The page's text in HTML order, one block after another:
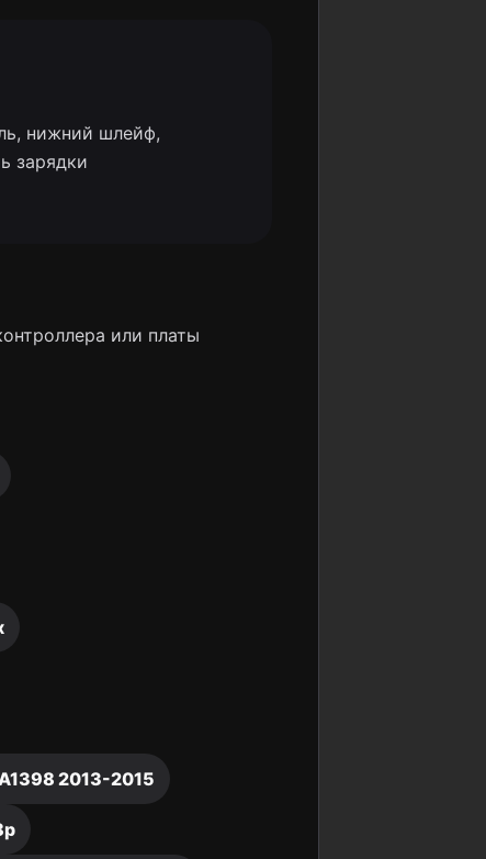
нижний шлейф,
зарядки
или платы
2013-2015